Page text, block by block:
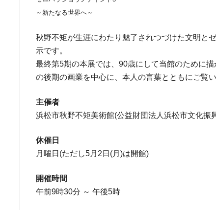
～新たなる世界へ～
秋野不矩が生涯にわたり魅了されつづけた文明と
示です。
最終第5期の本展では、90歳にして当館のために
の後期の画業を中心に、本人の言葉とともにご覧い
主催者
浜松市秋野不矩美術館(公益財団法人浜松市文化振
休催日
月曜日(ただし5月2日(月)は開館)
開催時間
午前9時30分 ～ 午後5時